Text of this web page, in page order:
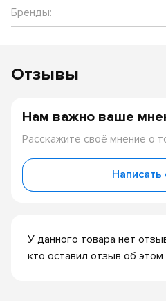
Бренды:
Отзывы
У данного товара нет
кто оставил отзыв об этом
Нам важно ваше
Расскажите своё мнение о
Написать